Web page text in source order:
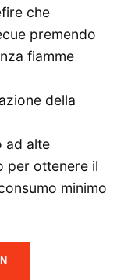
che
premendo
fiamme
della
ad alte
per ottenere il
minimo